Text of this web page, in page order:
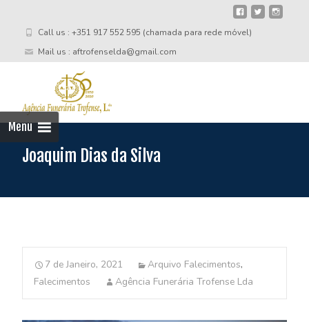
Call us : +351 917 552 595 (chamada para rede móvel)
Mail us : aftrofenselda@gmail.com
Menu
Joaquim Dias da Silva
7 de Janeiro, 2021 Arquivo Falecimentos,
Falecimentos
Agência Funerária Trofense Lda